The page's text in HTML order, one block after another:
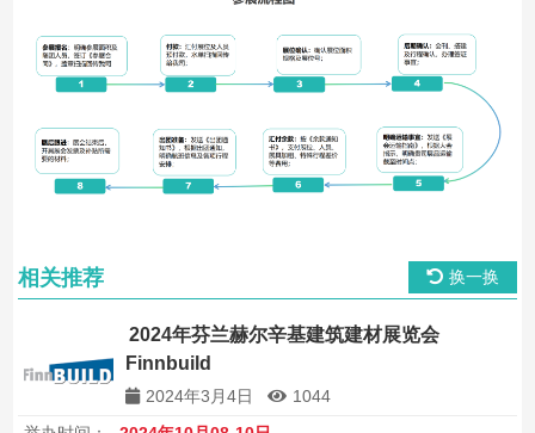
相关推荐 换一换
2024年芬兰赫尔辛基建筑建材展览会
Finnbuild
2024年3月4日
1044